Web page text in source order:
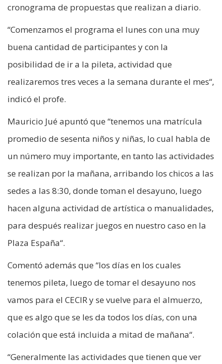
cronograma de propuestas que realizan a diario.
“Comenzamos el programa el lunes con una muy
buena cantidad de participantes y con la
posibilidad de ir a la pileta, actividad que
realizaremos tres veces a la semana durante el mes“,
indicó el profe.
Mauricio Jué apuntó que “tenemos una matrícula
promedio de sesenta niños y niñas, lo cual habla de
un número muy importante, en tanto las actividades
se realizan por la mañana, arribando los chicos a las
sedes a las 8:30, donde toman el desayuno, luego
hacen alguna actividad de artística o manualidades,
para después realizar juegos en nuestro caso en la
Plaza España“.
Comentó además que “los días en los cuales
tenemos pileta, luego de tomar el desayuno nos
vamos para el CECIR y se vuelve para el almuerzo,
que es algo que se les da todos los días, con una
colación que está incluida a mitad de mañana“.
“Generalmente las actividades que tienen que ver